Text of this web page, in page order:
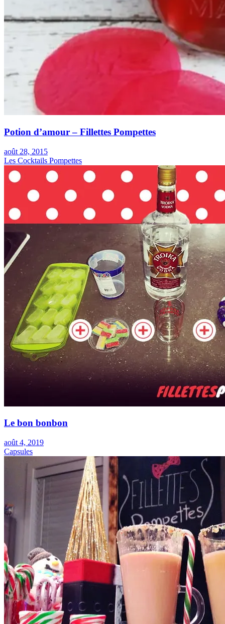
Potion d’amour – Fillettes Pompettes
août 28, 2015
Les Cocktails Pompettes
Le bon bonbon
août 4, 2019
Capsules